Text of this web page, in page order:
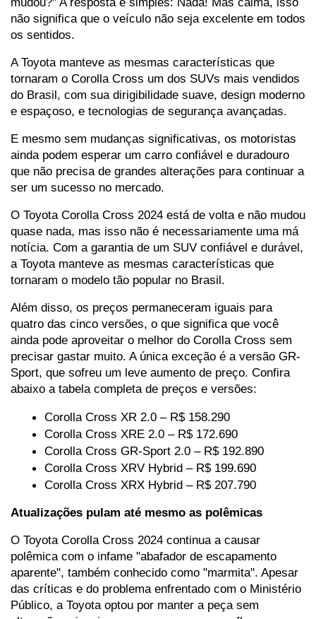
não significa que o veículo não seja excelente em todos
os sentidos.
A Toyota manteve as mesmas características que
tornaram o Corolla Cross um dos SUVs mais vendidos
do Brasil, com sua dirigibilidade suave, design moderno
e espaçoso, e tecnologias de segurança avançadas.
E mesmo sem mudanças significativas, os motoristas
ainda podem esperar um carro confiável e duradouro
que não precisa de grandes alterações para continuar a
ser um sucesso no mercado.
O Toyota Corolla Cross 2024 está de volta e não mudou
quase nada, mas isso não é necessariamente uma má
notícia. Com a garantia de um SUV confiável e durável,
a Toyota manteve as mesmas características que
tornaram o modelo tão popular no Brasil.
Além disso, os preços permaneceram iguais para
quatro das cinco versões, o que significa que você
ainda pode aproveitar o melhor do Corolla Cross sem
precisar gastar muito. A única exceção é a versão GR-
Sport, que sofreu um leve aumento de preço. Confira
abaixo a tabela completa de preços e versões:
Corolla Cross XR 2.0 – R$ 158.290
Corolla Cross XRE 2.0 – R$ 172.690
Corolla Cross GR-Sport 2.0 – R$ 192.890
Corolla Cross XRV Hybrid – R$ 199.690
Corolla Cross XRX Hybrid – R$ 207.790
Atualizações pulam até mesmo as polêmicas
O Toyota Corolla Cross 2024 continua a causar
polêmica com o infame "abafador de escapamento
aparente", também conhecido como "marmita". Apesar
das críticas e do problema enfrentado com o Ministério
Público, a Toyota optou por manter a peça sem